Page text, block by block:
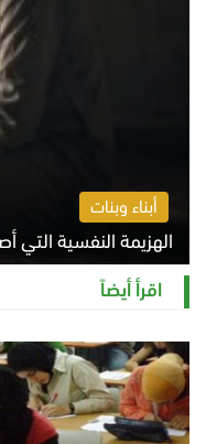
أبناء وبنات
الهزيمة النفسية التي
الخميس 6 أغسطس 2026 11:12 ص
اقرأ أيضاً